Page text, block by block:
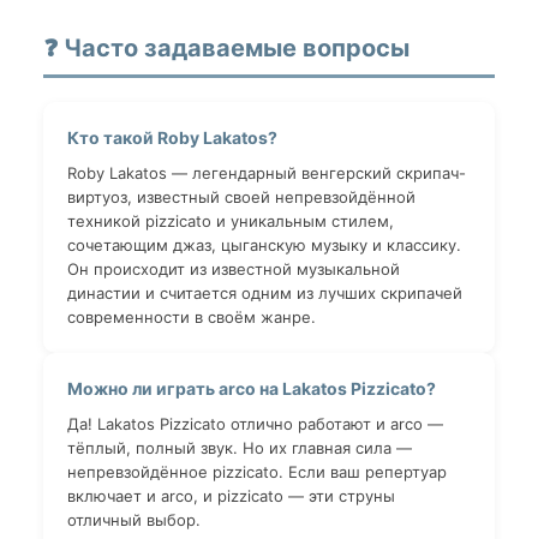
❓ Часто задаваемые вопросы
Кто такой Roby Lakatos?
Roby Lakatos — легендарный венгерский скрипач-
виртуоз, известный своей непревзойдённой
техникой pizzicato и уникальным стилем,
сочетающим джаз, цыганскую музыку и классику.
Он происходит из известной музыкальной
династии и считается одним из лучших скрипачей
современности в своём жанре.
Можно ли играть arco на Lakatos Pizzicato?
Да! Lakatos Pizzicato отлично работают и arco —
тёплый, полный звук. Но их главная сила —
непревзойдённое pizzicato. Если ваш репертуар
включает и arco, и pizzicato — эти струны
отличный выбор.